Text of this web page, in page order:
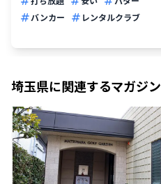
バンカー
レンタルクラブ
埼玉県に関連するマガジン